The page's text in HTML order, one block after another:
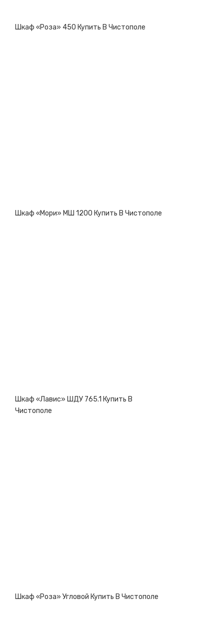
Шкаф «Роза» 450 Купить В Чистополе
Шкаф «Мори» МШ 1200 Купить В Чистополе
Шкаф «Лавис» ШДУ 765.1 Купить В
Чистополе
Шкаф «Роза» Угловой Купить В Чистополе